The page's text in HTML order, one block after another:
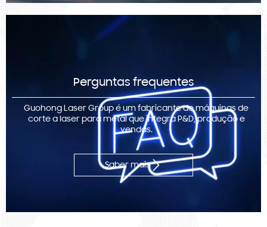
Perguntas frequentes
Guohong Laser Group é um fabricante de máquinas de
corte a laser para metal que integra P&D, produção e
vendas.
Saber mais